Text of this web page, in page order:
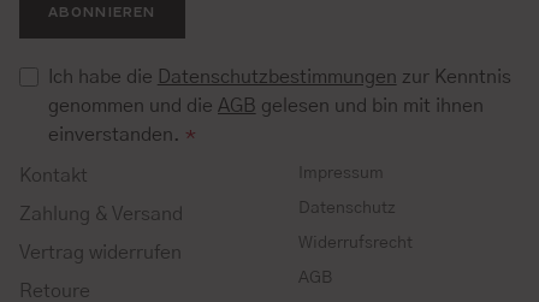
ABONNIEREN
Ich habe die Datenschutzbestimmungen zur Kenntnis
genommen und die AGB gelesen und bin mit ihnen
einverstanden. *
Kontakt
Zahlung & Versand
Vertrag widerrufen
Retoure
Impressum
Datenschutz
Widerrufsrecht
AGB